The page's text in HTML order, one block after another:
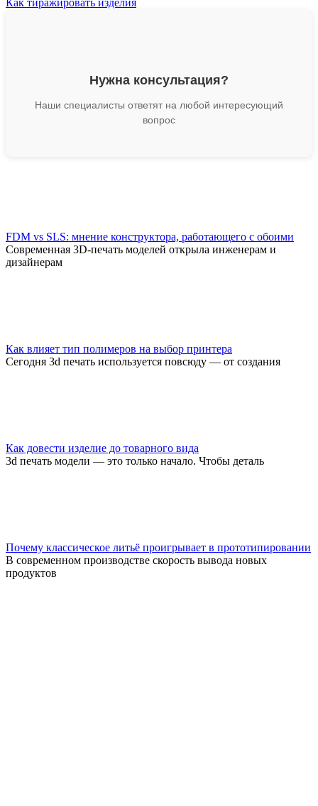
Как тиражировать изделия
Нужна консультация?
Наши специалисты ответят на любой интересующий
вопрос
FDM vs SLS: мнение конструктора, работающего с обоими
Современная 3D-печать моделей открыла инженерам и
дизайнерам
Как влияет тип полимеров на выбор принтера
Сегодня 3d печать используется повсюду — от создания
Как довести изделие до товарного вида
3d печать модели — это только начало. Чтобы деталь
Почему классическое литьё проигрывает в прототипировании
В современном производстве скорость вывода новых
продуктов